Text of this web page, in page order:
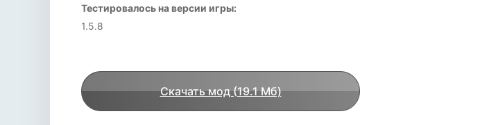
Тестировалось на версии игры:
1.5.8
Скачать мод (19.1 Мб)